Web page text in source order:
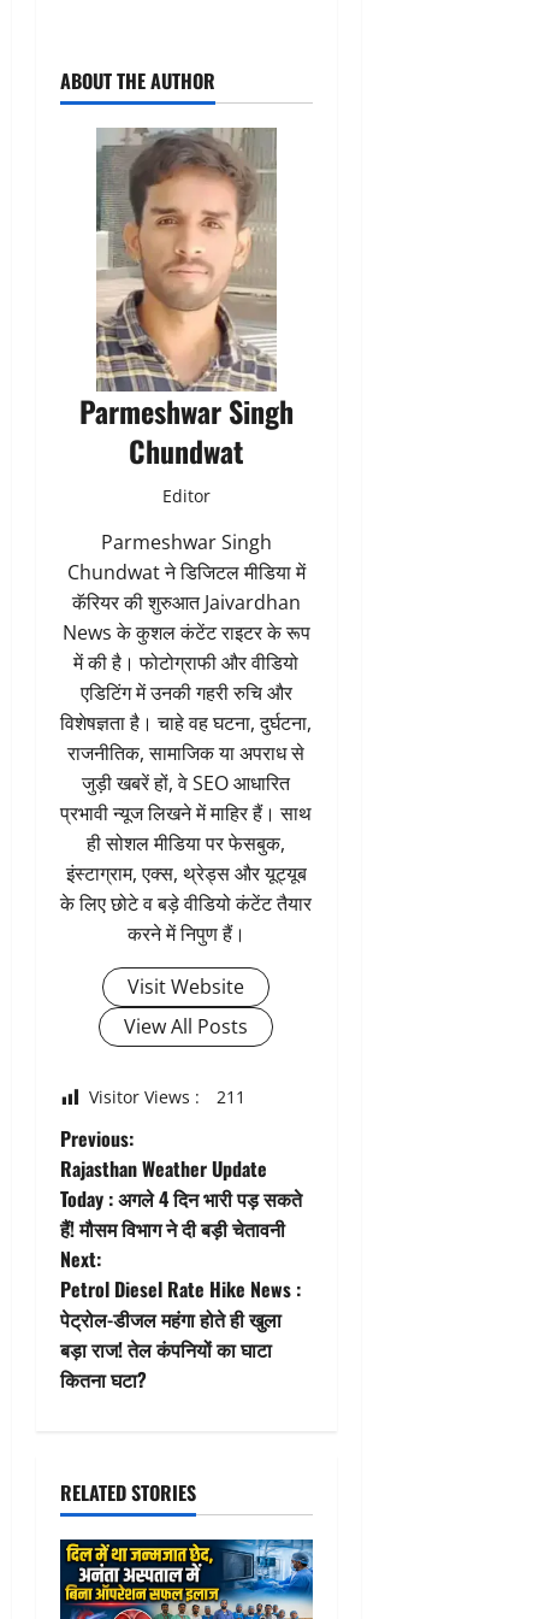
ABOUT THE AUTHOR
Parmeshwar Singh
Chundwat
Editor
Parmeshwar Singh
Chundwat ने डिजिटल मीडिया में
कॅरियर की शुरुआत Jaivardhan
News के कुशल कंटेंट राइटर के रूप
में की है। फोटोग्राफी और वीडियो
एडिटिंग में उनकी गहरी रुचि और
विशेषज्ञता है। चाहे वह घटना, दुर्घटना,
राजनीतिक, सामाजिक या अपराध से
जुड़ी खबरें हों, वे SEO आधारित
प्रभावी न्यूज लिखने में माहिर हैं। साथ
ही सोशल मीडिया पर फेसबुक,
इंस्टाग्राम, एक्स, थ्रेड्स और यूट्यूब
के लिए छोटे व बड़े वीडियो कंटेंट तैयार
करने में निपुण हैं।
Visit Website
View All Posts
Visitor Views : 211
P
o
s
t
n
a
i
g
a
Previous:
Rajasthan Weather Update
Today : अगले 4 दिन भारी पड़ सकते
हैं! मौसम विभाग ने दी बड़ी चेतावनी
Next:
Petrol Diesel Rate Hike News :
पेट्रोल-डीजल महंगा होते ही खुला
बड़ा राज! तेल कंपनियों का घाटा
कितना घटा?
RELATED STORIES